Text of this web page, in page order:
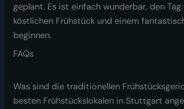
geplant. Es ist einfach wunderbar, den
köstlichen Frühstück und einem
beginnen.
FAQs
Was sind die traditionellen
besten Frühstückslokalen in Stuttgart